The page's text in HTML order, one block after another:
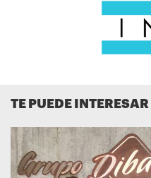
TE PUEDE INTERESAR